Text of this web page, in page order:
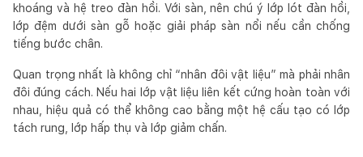
khoáng và hệ treo đàn hồi. Với sàn, nên chú ý lớp lót đàn hồi,
lớp đệm dưới sàn gỗ hoặc giải pháp sàn nổi nếu cần chống
tiếng bước chân.
Quan trọng nhất là không chỉ “nhân đôi vật liệu” mà phải nhân
đôi đúng cách. Nếu hai lớp vật liệu liên kết cứng hoàn toàn với
nhau, hiệu quả có thể không cao bằng một hệ cấu tạo có lớp
tách rung, lớp hấp thụ và lớp giảm chấn.